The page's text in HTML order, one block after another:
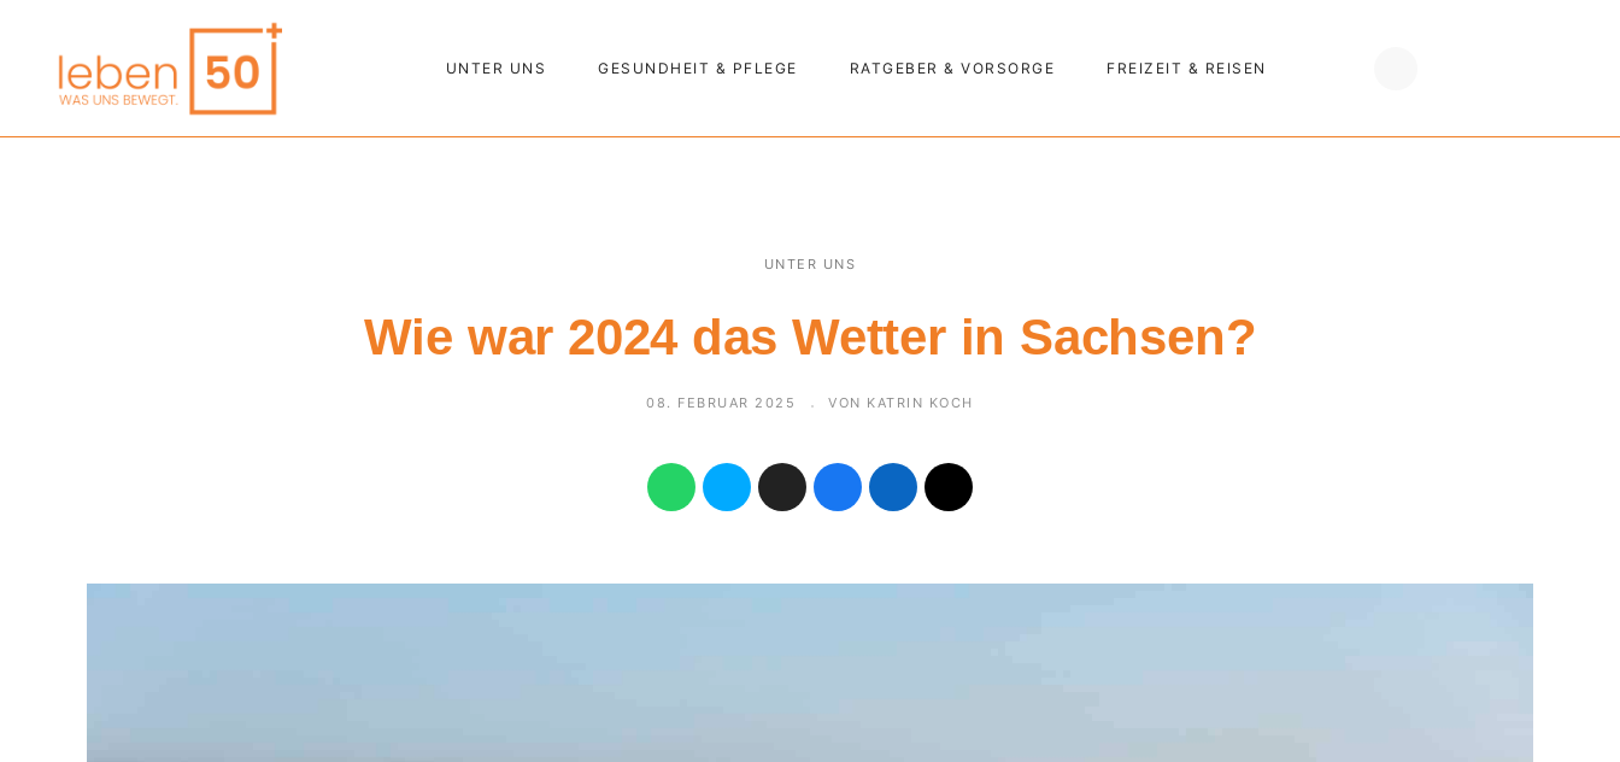
UNTER UNS GESUNDHEIT & PFLEGE RATGEBER & VORSORGE FREIZEIT & REISEN
UNTER UNS
Wie war 2024 das Wetter in Sachsen?
08. FEBRUAR 2025 VON KATRIN KOCH